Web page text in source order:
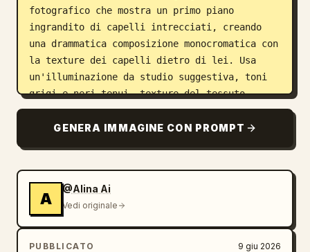
fotografico che mostra un primo piano
ingrandito di capelli intrecciati, creando
una drammatica composizione monocromatica con
la texture dei capelli dietro di lei. Usa
un'illuminazione da studio suggestiva, toni
grigi e neri tenui, texture del tessuto
realistica, ombre morbide, leggero riflesso
sul pavimento, atmosfera da ritratto
abbigliamento: top nero con aperture, jeans
grigi larghi, sneakers massicce grigio-
bianche. Evita testo, loghi, oggetti di
scena, persone extra, colori vivaci o di
GENERA IMMAGINE CON PROMPT
A
@Alina Ai
Vedi originale
PUBBLICATO 9 giu 2026